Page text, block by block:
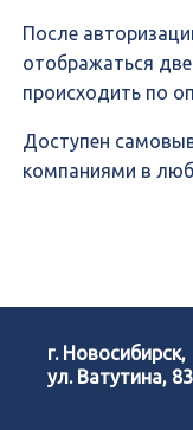
После
отображаться
происходить по
Доступен
компаниями в
г. Новосибирск,
ул. Ватутина, 83